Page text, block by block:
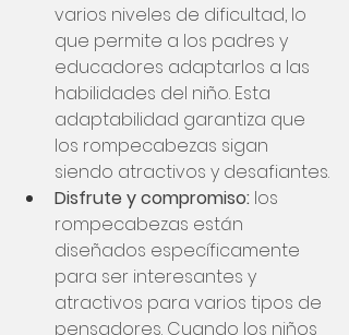
varios niveles de dificultad, lo
que permite a los padres y
educadores adaptarlos a las
habilidades del niño. Esta
adaptabilidad garantiza que
los rompecabezas sigan
siendo atractivos y desafiantes.
Disfrute y compromiso: los
rompecabezas están
diseñados específicamente
para ser interesantes y
atractivos para varios tipos de
pensadores. Cuando los niños